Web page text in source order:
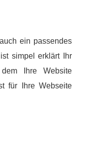
ein passendes
simpel erklärt Ihr
Ihre Website
für Ihre Webseite